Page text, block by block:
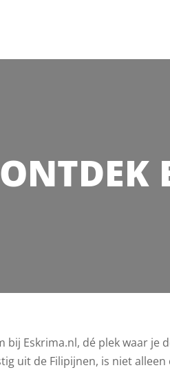
ONTDEK
bij Eskrima.nl, dé plek waar je
uit de Filipijnen, is niet